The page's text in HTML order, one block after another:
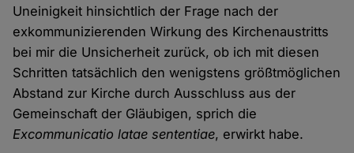
Uneinigkeit hinsichtlich der Frage nach der
exkommunizierenden Wirkung des Kirchenaustritts
bei mir die Unsicherheit zurück, ob ich mit diesen
Schritten tatsächlich den wenigstens größtmöglichen
Abstand zur Kirche durch Ausschluss aus der
Gemeinschaft der Gläubigen, sprich die
Excommunicatio latae sententiae, erwirkt habe.